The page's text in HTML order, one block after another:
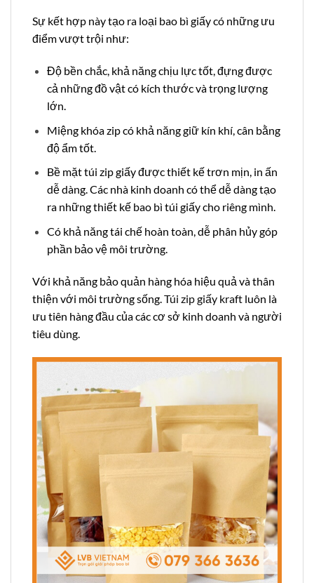
Sự kết hợp này tạo ra loại bao bì giấy có những ưu
điểm vượt trội như:
Độ bền chắc, khả năng chịu lực tốt, đựng được
cả những đồ vật có kích thước và trọng lượng
lớn.
Miệng khóa zip có khả năng giữ kín khí, cân bằng
độ ẩm tốt.
Bề mặt túi zip giấy được thiết kế trơn mịn, in ấn
dễ dàng. Các nhà kinh doanh có thể dễ dàng tạo
ra những thiết kế bao bì túi giấy cho riêng mình.
Có khả năng tái chế hoàn toàn, dễ phân hủy góp
phần bảo vệ môi trường.
Với khả năng bảo quản hàng hóa hiệu quả và thân
thiện với môi trường sống.Túi zip giấy kraft luôn là
ưu tiên hàng đầu của các cơ sở kinh doanh và người
tiêu dùng.